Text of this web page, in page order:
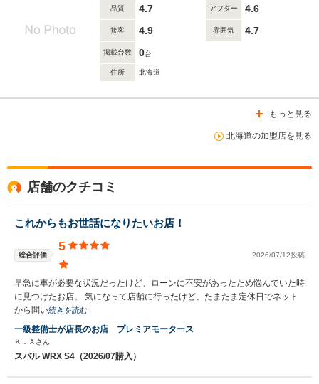
品質 4.7 アフター 4.6
接客 4.9 雰囲気 4.7
掲載台数 0台
住所 北海道
もっと見る
北海道の加盟店を見る
店舗のクチコミ
これからもお世話になりたいお店！
総合評価
5
2026/07/12投稿
早急に車が必要な状況だったけど、ローンに不安があったため悩んでいた時
に見つけたお店。 気になって店舗に行ったけど、たまたま定休日でネット
から問い続きを読む
一級整備士が店長のお店 プレミアモータース
Ｋ．Ａさん
スバル WRX S4（2026/07購入）